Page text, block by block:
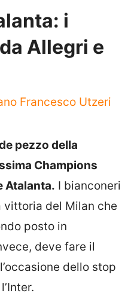
i
Allegri e
Francesco Utzeri
pezzo della
Champions
Atalanta. I bianconeri
vittoria del Milan che
posto in
deve fare il
dello stop